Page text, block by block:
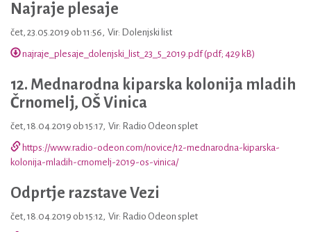
Najraje plesaje
čet, 23.05.2019 ob 11:56, Vir: Dolenjski list
najraje_plesaje_dolenjski_list_23_5_2019.pdf (pdf; 429 kB)
12. Mednarodna kiparska kolonija mladih
Črnomelj, OŠ Vinica
čet, 18.04.2019 ob 15:17, Vir: Radio Odeon splet
https://www.radio-odeon.com/novice/12-mednarodna-kiparska-
kolonija-mladih-crnomelj-2019-os-vinica/
Odprtje razstave Vezi
čet, 18.04.2019 ob 15:12, Vir: Radio Odeon splet